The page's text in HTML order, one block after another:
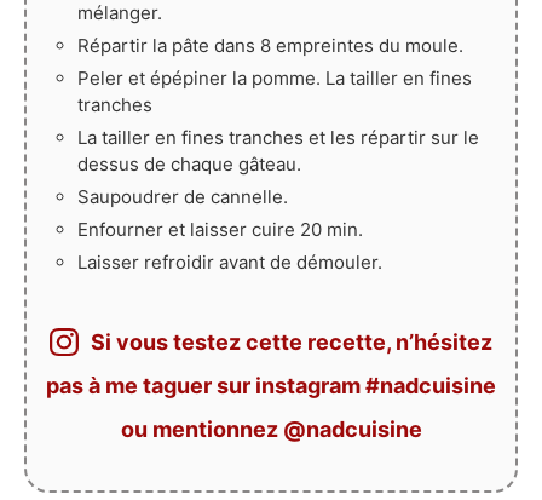
mélanger.
Répartir la pâte dans 8 empreintes du moule.
Peler et épépiner la pomme. La tailler en fines
tranches
La tailler en fines tranches et les répartir sur le
dessus de chaque gâteau.
Saupoudrer de cannelle.
Enfourner et laisser cuire 20 min.
Laisser refroidir avant de démouler.
Si vous testez cette recette, n’hésitez
pas à me taguer sur instagram #nadcuisine
ou mentionnez @nadcuisine